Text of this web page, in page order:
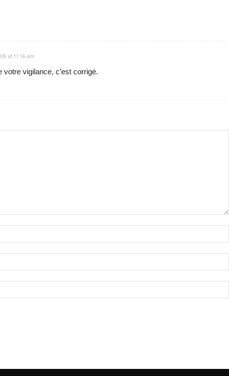
at 11:56 am
votre vigilance, c’est corrigé.